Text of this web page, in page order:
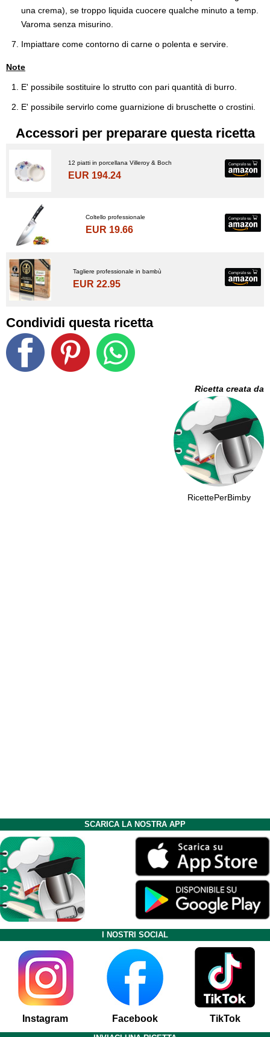
una crema), se troppo liquida cuocere qualche minuto a temp.
Varoma senza misurino.
Impiattare come contorno di carne o polenta e servire.
Note
E' possibile sostituire lo strutto con pari quantità di burro.
E' possibile servirlo come guarnizione di bruschette o crostini.
Accessori per preparare questa ricetta
12 piatti in porcellana Villeroy & Boch
EUR 194.24
Coltello professionale
EUR 19.66
Tagliere professionale in bambù
EUR 22.95
Condividi questa ricetta
Ricetta creata da
RicettePerBimby
SCARICA LA NOSTRA APP
I NOSTRI SOCIAL
Instagram Facebook TikTok